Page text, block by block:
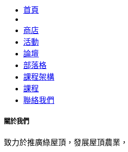
首頁
商店
活動
論壇
部落格
課程架構
課程
聯絡我們
關於我們
致力於推廣綠屋頂，發展屋頂農業